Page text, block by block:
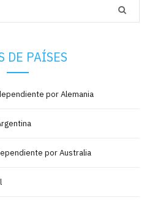
DE PAÍSES
por Alemania
por Australia